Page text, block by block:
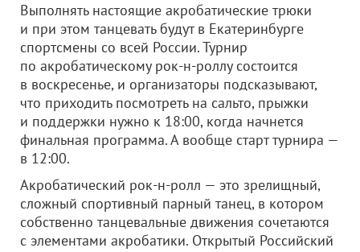
Выполнять настоящие акробатические трюки
и при этом танцевать будут в Екатеринбурге
спортсмены со всей России. Турнир
по акробатическому рок-н-роллу состоится
в воскресенье, и организаторы подсказывают,
что приходить посмотреть на сальто, прыжки
и поддержки нужно к 18:00, когда начнется
финальная программа. А вообще старт турнира —
в 12:00.
Акробатический рок-н-ролл — это зрелищный,
сложный спортивный парный танец, в котором
собственно танцевальные движения сочетаются
с элементами акробатики. Открытый Российский